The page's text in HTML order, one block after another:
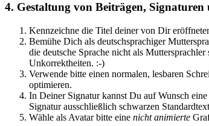
4. Gestaltung von Beiträgen, Signaturen
Kennzeichne die Titel deiner von Dir
Bemühe Dich als deutschsprachiger
die deutsche Sprache nicht als
Unkorrektheiten. :-)
Verwende bitte einen normalen, lesbaren
optimieren.
In Deiner Signatur kannst Du auf Wunsch
Signatur ausschließlich schwarzen
Wähle als Avatar bitte eine nicht animierte